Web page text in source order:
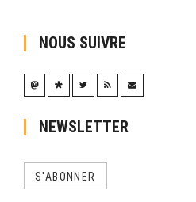
NOUS SUIVRE
NEWSLETTER
S'ABONNER